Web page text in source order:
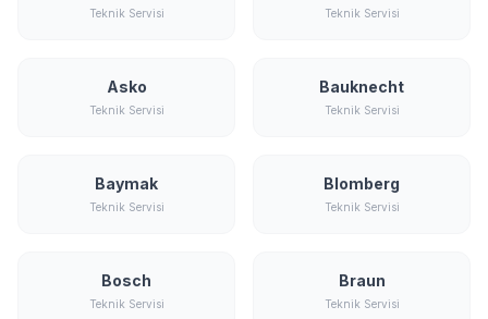
Teknik Servisi Teknik Servisi
Asko
Teknik Servisi
Bauknecht
Teknik Servisi
Baymak
Teknik Servisi
Blomberg
Teknik Servisi
Bosch
Teknik Servisi
Braun
Teknik Servisi